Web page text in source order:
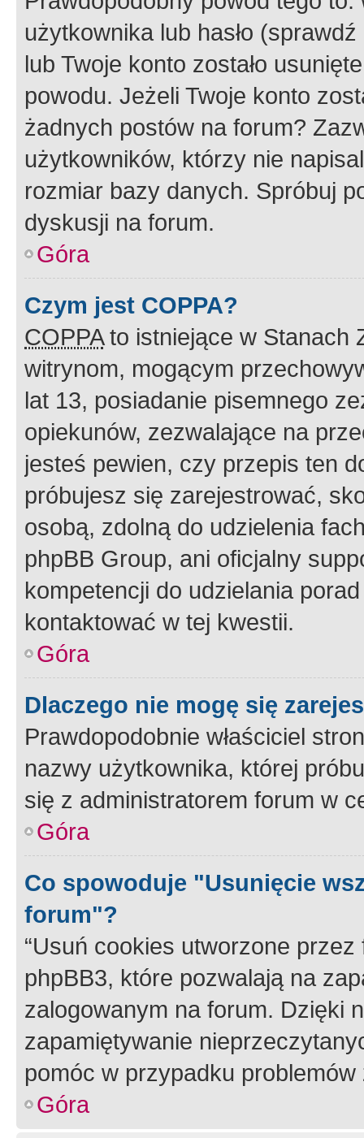
użytkownika lub hasło
lub Twoje konto zostało
powodu. Jeżeli Twoje konto
żadnych postów na forum?
użytkowników, którzy nie
rozmiar bazy danych. Spróbuj
dyskusji na forum.
Góra
Czym jest COPPA?
COPPAto istniejące w Stanach
witrynom, mogącym
lat 13, posiadanie pisemnego
opiekunów, zezwalające na
jesteś pewien, czy przepis ten
próbujesz się zarejestrować,
osobą, zdolną do udzielenia
phpBB Group, ani oficjalny
kompetencji do udzielania
kontaktować w tej kwestii.
Góra
Dlaczego nie mogę się
Prawdopodobnie właściciel
nazwy użytkownika, której
się z administratorem forum w
Góra
Co spowoduje "Usunięcie
forum"?
“Usuń cookies utworzone
phpBB3, które pozwalają na
zalogowanym na forum. Dzięki
zapamiętywanie
pomóc w przypadku
Góra